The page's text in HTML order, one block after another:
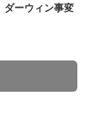
ダーウィン事変